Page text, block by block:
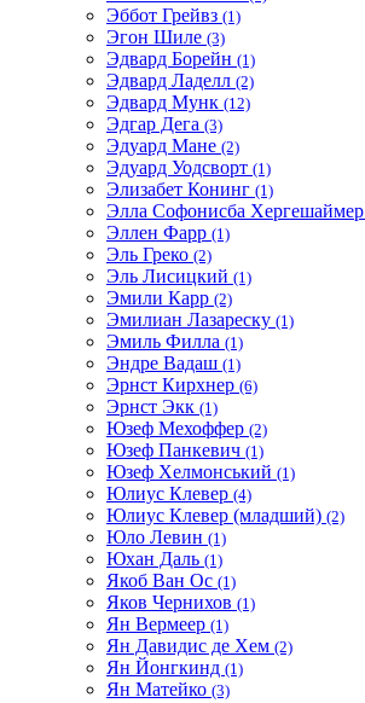
Эббот Грейвз (1)
Эгон Шиле (3)
Эдвард Борейн (1)
Эдвард Ладелл (2)
Эдвард Мунк (12)
Эдгар Дега (3)
Эдуард Мане (2)
Эдуард Уодсворт (1)
Элизабет Конинг (1)
Элла Софонисба Хергешаймер
Эллен Фарр (1)
Эль Греко (2)
Эль Лисицкий (1)
Эмили Карр (2)
Эмилиан Лазареску (1)
Эмиль Филла (1)
Эндре Вадаш (1)
Эрнст Кирхнер (6)
Эрнст Экк (1)
Юзеф Мехоффер (2)
Юзеф Панкевич (1)
Юзеф Хелмонський (1)
Юлиус Клевер (4)
Юлиус Клевер (младший) (2)
Юло Левин (1)
Юхан Даль (1)
Якоб Ван Ос (1)
Яков Чернихов (1)
Ян Вермеер (1)
Ян Давидис де Хем (2)
Ян Йонгкинд (1)
Ян Матейко (3)